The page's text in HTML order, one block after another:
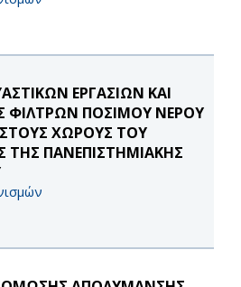
ΕΡΓΑΣΙΩΝ ΚΑΙ
ΦΙΛΤΡΩΝ ΠΟΣΙΜΟΥ ΝΕΡΟΥ
ΧΩΡΟΥΣ ΤΟΥ
ΠΑΝΕΠΙΣΤΗΜΙΑΚΗΣ